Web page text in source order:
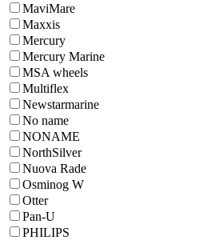
MaviMare
Maxxis
Mercury
Mercury Marine
MSA wheels
Multiflex
Newstarmarine
No name
NONAME
NorthSilver
Nuova Rade
Osminog W
Otter
Pan-U
PHILIPS